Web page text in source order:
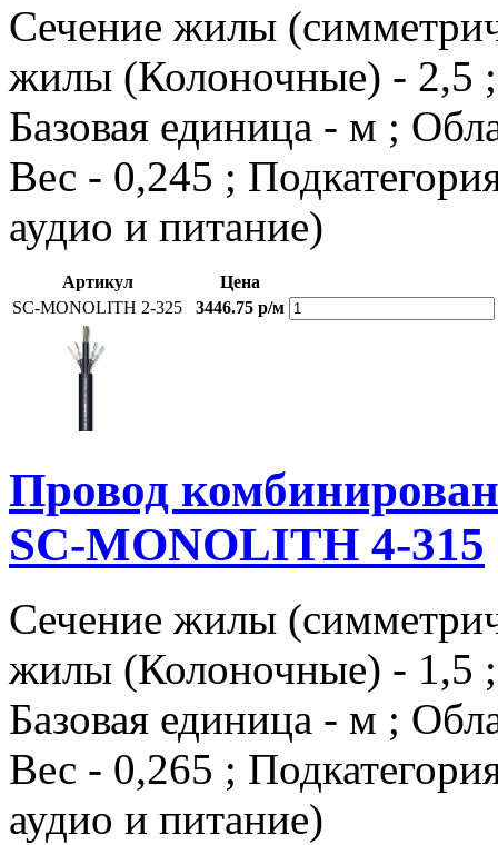
Сечение жилы
жилы (Колоночные) -
Базовая единица - м ;
Вес - 0,245 ;
аудио и питание)
Артикул
Цена
SC-MONOLITH 2-325
3446.75 р/м
Провод
SC-MONOLITH 4-315
Сечение жилы
жилы (Колоночные) -
Базовая единица - м ;
Вес - 0,265 ;
аудио и питание)